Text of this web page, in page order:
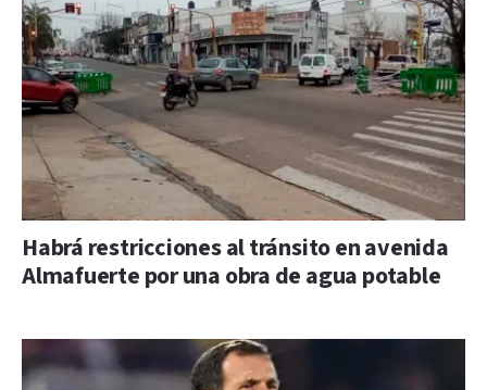
Habrá restricciones al tránsito en avenida
Almafuerte por una obra de agua potable